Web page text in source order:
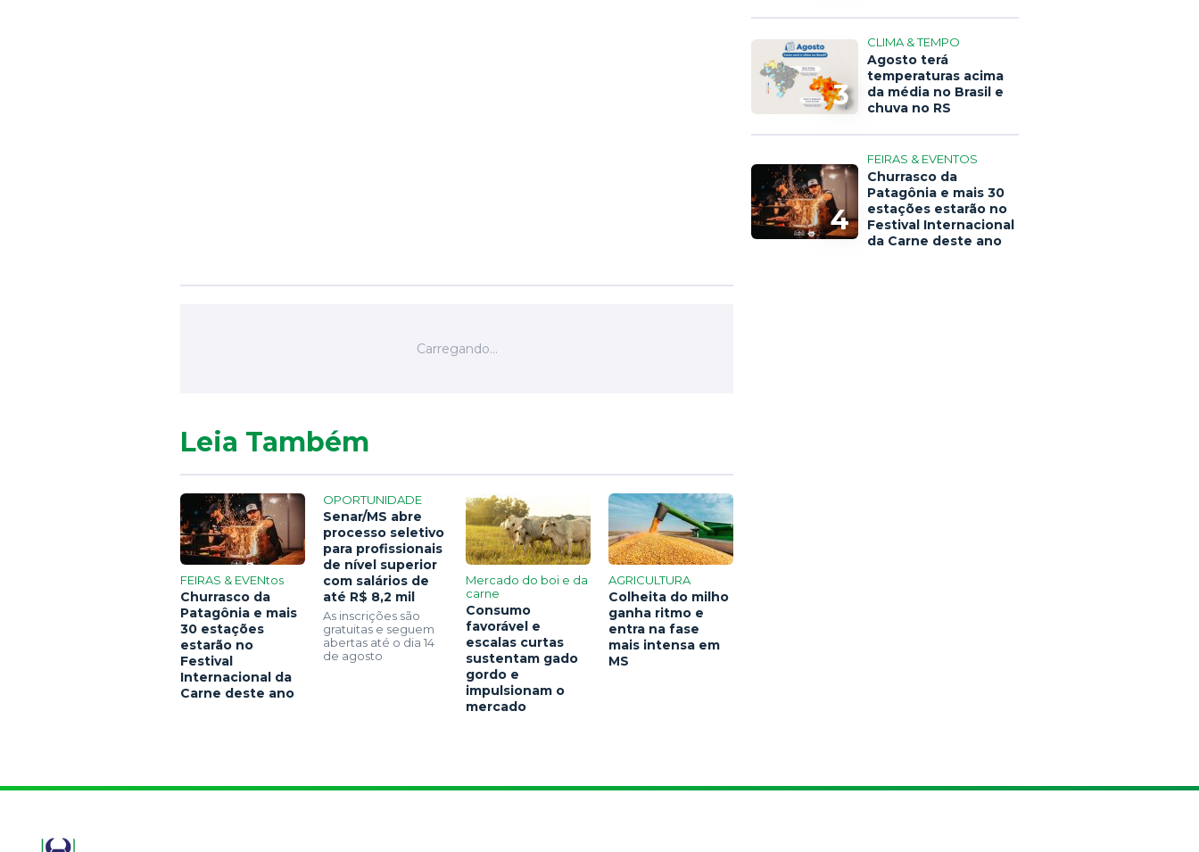
3
CLIMA & TEMPO
Agosto terá
temperaturas acima
da média no Brasil e
chuva no RS
4
FEIRAS & EVENTOS
Churrasco da
Patagônia e mais 30
estações estarão no
Festival Internacional
da Carne deste ano
Leia Também
FEIRAS & EVENtos
Churrasco da
Patagônia e mais
30 estações
estarão no
Festival
Internacional da
Carne deste ano
OPORTUNIDADE
Senar/MS abre
processo seletivo
para profissionais
de nível superior
com salários de
até R$ 8,2 mil
As inscrições são
gratuitas e seguem
abertas até o dia 14
de agosto
Mercado do boi e da
carne
Consumo
favorável e
escalas curtas
sustentam gado
gordo e
impulsionam o
mercado
AGRICULTURA
Colheita do milho
ganha ritmo e
entra na fase
mais intensa em
MS